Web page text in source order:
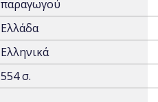
παραγωγού
Ελλάδα
Ελληνικά
554 σ.